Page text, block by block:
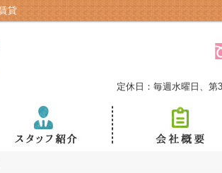
貸
定休日：毎週水曜日、第